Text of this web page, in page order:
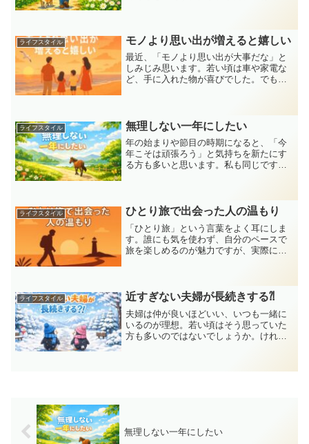
ょうか。若い頃は、出世...
ライフスタイル モノより思い出が増えると嬉しい
最近、「モノより思い出が大事だな」と
しみじみ思います。若い頃は車や家電な
ど、手に入れた物が喜びでした。でも
やす旅にしていきたい──そ...
ライフスタイル 無理しない一年にしたい
年の始まりや節目の時期になると、「今
年こそは頑張ろう」と気持ちを新たにす
る方も多いと思います。私も同じです。
た。この一年は、肩の力を少し...
ライフスタイル ひとり旅で出会った人の温もり
「ひとり旅」という言葉をよく耳にしま
す。誰にも気を使わず、自分のペースで
旅を楽しめるのが魅力ですが、実際に行
人たちとの出来事を思...
ライフスタイル 近すぎない夫婦が長続きする⁈
夫婦は仲が良いほどいい、いつも一緒に
いるのが理想。若い頃はそう思っていた
方も多いのではないでしょうか。けれど
無理しない一年にしたい